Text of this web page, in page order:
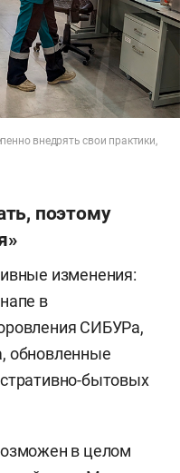
внедрять свои практики,
поэтому
изменения:
в
СИБУРа,
обновленные
бытовых
в целом